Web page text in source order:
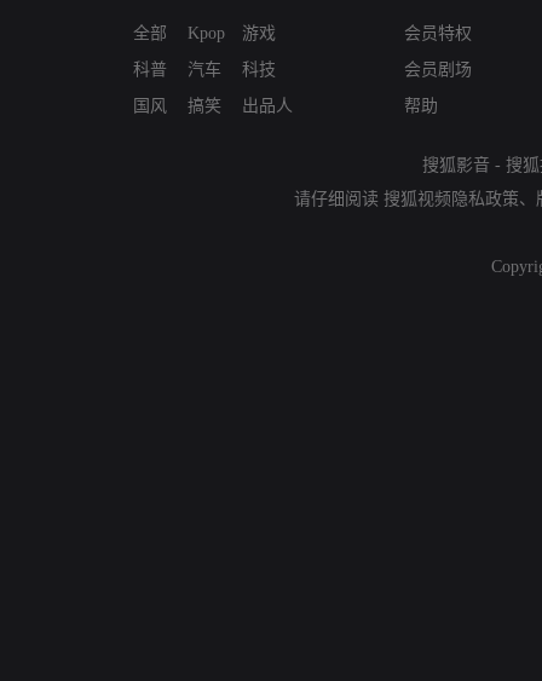
全部
科普
国风
Kpop
汽车
搞笑
游戏
科技
出品人
会员特权
会员剧场
帮助
搜狐影音 - 搜
请仔细阅读 搜狐视频隐私政策、